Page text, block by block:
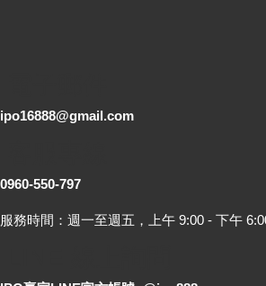
ipo16888@gmail.com
0960-550-797
服務時間：週一至週五，上午 9:00 - 下午